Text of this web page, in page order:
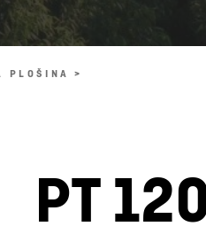
PLOŠINA >
je symbolický
PT